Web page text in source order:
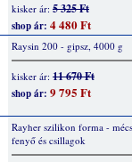
kisker ár: 5 325 Ft
shop ár: 4 480 Ft
Raysin 200 - gipsz, 4000 g
kisker ár: 11 670 Ft
shop ár: 9 795 Ft
Rayher szilikon forma -
fenyő és csillagok